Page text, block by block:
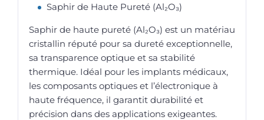
Saphir de Haute Pureté (Al₂O₃)
Saphir de haute pureté (Al₂O₃) est un matériau
cristallin réputé pour sa dureté exceptionnelle,
sa transparence optique et sa stabilité
thermique. Idéal pour les implants médicaux,
les composants optiques et l’électronique à
haute fréquence, il garantit durabilité et
précision dans des applications exigeantes.